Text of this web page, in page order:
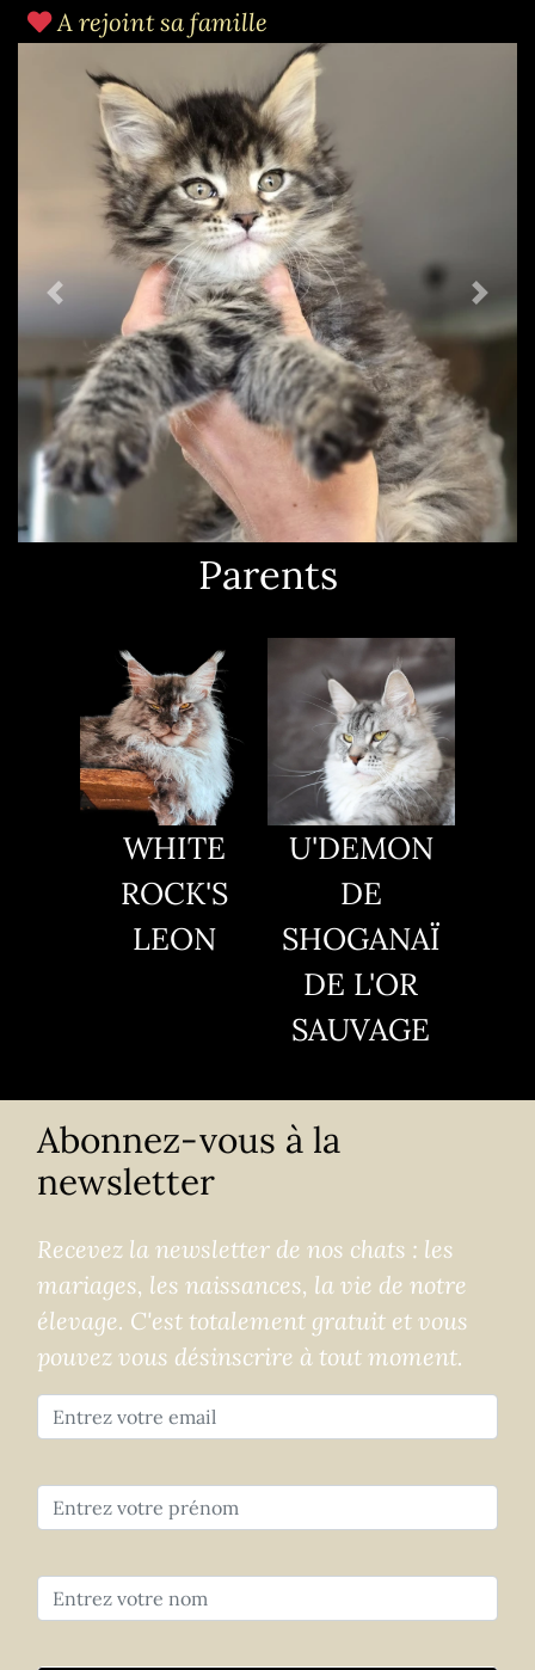
A rejoint sa famille
Previous
Parents
WHITE
ROCK'S
LEON
U'DEMON
DE
SHOGANAÏ
DE L'OR
SAUVAGE
Abonnez-vous à la
newsletter
Recevez la newsletter de nos chats : les
mariages, les naissances, la vie de notre
élevage. C'est totalement gratuit et vous
pouvez vous désinscrire à tout moment.